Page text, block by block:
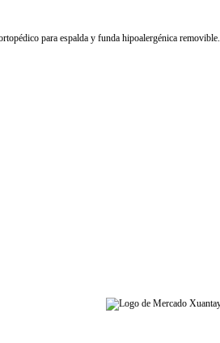
para espalda y funda hipoalergénica removible.